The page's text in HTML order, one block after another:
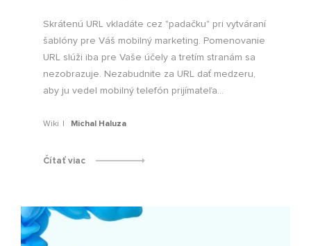
Skrátenú URL vkladáte cez "padačku" pri vytváraní
šablóny pre Váš mobilný marketing. Pomenovanie
URL slúži iba pre Vaše účely a tretím stranám sa
nezobrazuje. Nezabudnite za URL dať medzeru,
aby ju vedel mobilný telefón prijímateľa...
Wiki Michal Haluza
Čítať viac